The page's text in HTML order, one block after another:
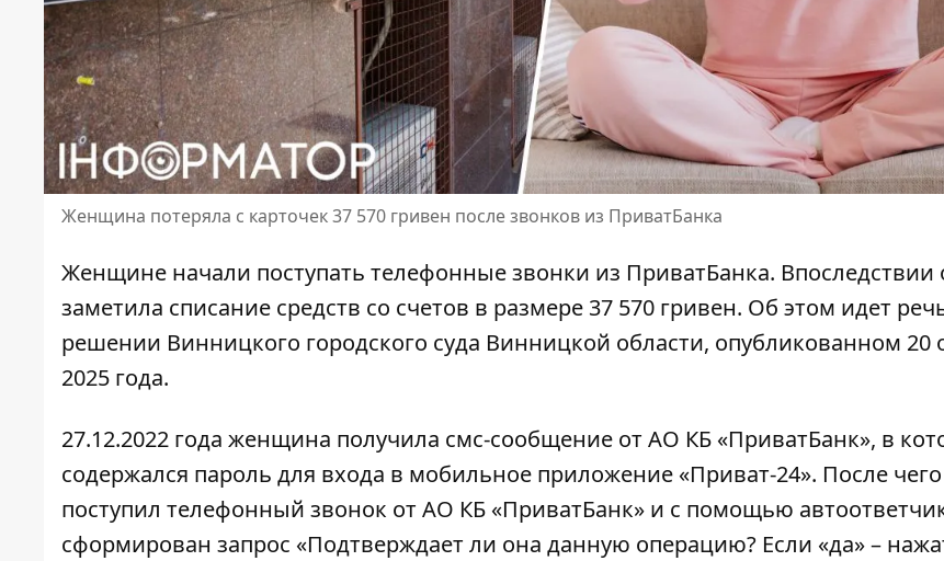
Женщина потеряла с карточек 37 570 гривен после звонков из ПриватБанка
Женщине начали поступать телефонные звонки из ПриватБанка. Впоследствии
заметила списание средств со счетов в размере 37 570 гривен. Об этом идет
решении Винницкого городского суда Винницкой области, опубликованном 20
2025 года.
27.12.2022 года женщина получила смс-сообщение от АО КБ «ПриватБанк», в
содержался пароль для входа в мобильное приложение «Приват-24». После чего
поступил телефонный звонок от АО КБ «ПриватБанк» и с помощью
сформирован запрос «Подтверждает ли она данную операцию? Если «да» –